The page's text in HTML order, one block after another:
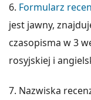
6. Formularz
jest jawny,
czasopisma w 3
rosyjskiej i
7. Nazwiska